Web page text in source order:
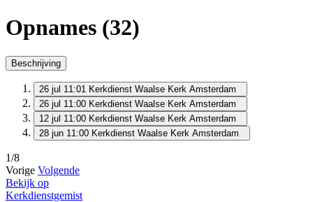
Opnames (32)
Beschrijving
26 jul 11:01 Kerkdienst Waalse Kerk Amsterdam
26 jul 11:00 Kerkdienst Waalse Kerk Amsterdam
12 jul 11:00 Kerkdienst Waalse Kerk Amsterdam
28 jun 11:00 Kerkdienst Waalse Kerk Amsterdam
1/8
Vorige Volgende
Bekijk op
Kerkdienstgemist